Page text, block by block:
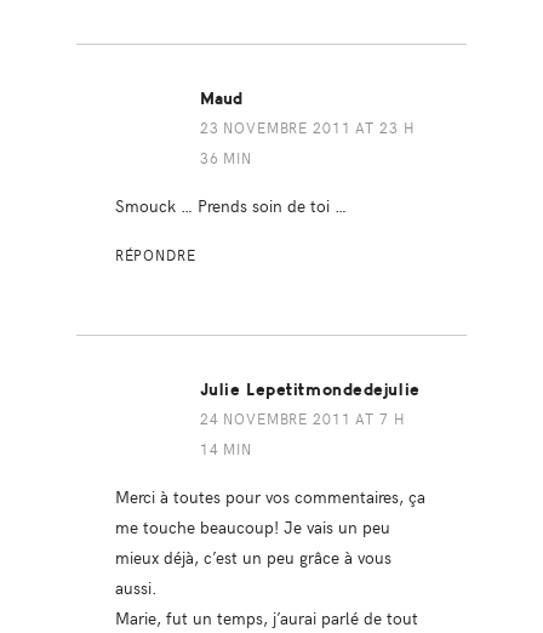
Maud
23 NOVEMBRE 2011 AT 23 H
36 MIN
Smouck … Prends soin de toi …
RÉPONDRE
Julie Lepetitmondedejulie
24 NOVEMBRE 2011 AT 7 H
14 MIN
Merci à toutes pour vos commentaires, ça
me touche beaucoup! Je vais un peu
mieux déjà, c’est un peu grâce à vous
aussi.
Marie, fut un temps, j’aurai parlé de tout